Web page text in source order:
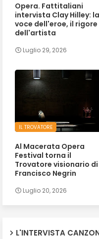
Opera. Fattitaliani
intervista Clay Hilley: la
voce dell'eroe, il rigore
dell'artista
Luglio 29, 2026
IL TROVATORE
Al Macerata Opera
Festival torna il
Trovatore visionario di
Francisco Negrin
Luglio 20, 2026
L'INTERVISTA